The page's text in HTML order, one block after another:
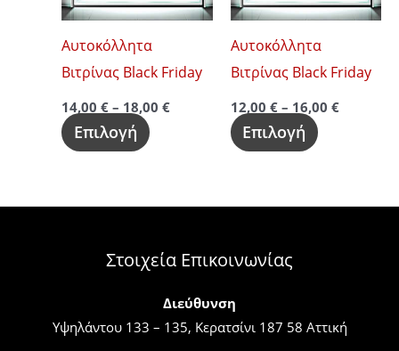
Αυτοκόλλητα
Βιτρίνας Black Friday
14,00€ – 18,00€
Επιλογή
παραλλαγές.
Οι
επιλογές
να
σελίδα
προϊόντος
Αυτοκόλλητα
Βιτρίνας Black Friday
12,00 € – 16,00 €
Επιλογή
Οι
επιλογές
να
σελίδα
Στοιχεία Επικοινωνίας
Διεύθυνση
Υψηλάντου 133 – 135, Κερατσίνι 187 58 Αττική